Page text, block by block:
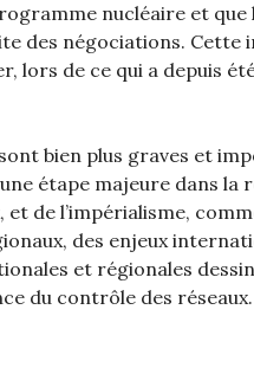
nucléaire et
des négociations. Cette
lors de ce qui a depuis
bien plus graves et
étape majeure dans
de l’impérialisme,
des enjeux
et régionales
du contrôle des réseaux.
impérialiste »